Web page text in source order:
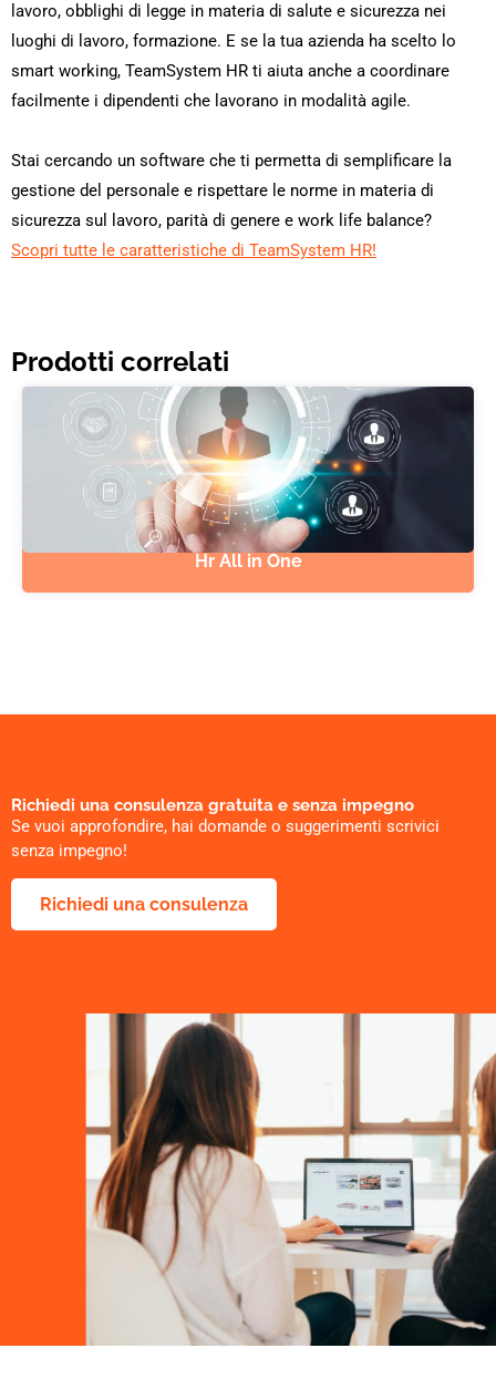
lavoro, obblighi di legge in materia di salute e sicurezza nei
luoghi di lavoro, formazione. E se la tua azienda ha scelto lo
smart working, TeamSystem HR ti aiuta anche a coordinare
facilmente i dipendenti che lavorano in modalità agile.
Stai cercando un software che ti permetta di semplificare la
gestione del personale e rispettare le norme in materia di
sicurezza sul lavoro, parità di genere e work life balance?
Scopri tutte le caratteristiche di TeamSystem HR!
Prodotti correlati
Hr All in One
Richiedi una consulenza gratuita e senza impegno
Se vuoi approfondire, hai domande o suggerimenti scrivici
senza impegno!
Richiedi una consulenza